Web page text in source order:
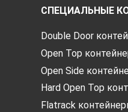
СПЕЦИАЛЬНЫЕ
Double Door
Open Top
Open Side
Hard Open Top
Flatrack